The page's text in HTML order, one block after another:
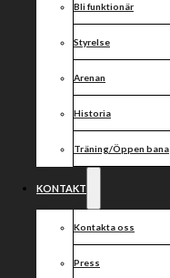
Bli funktionär
Styrelse
Arenan
Historia
Träning/Öppen bana
KONTAKT
Kontakta oss
Press
Dela nyheten: